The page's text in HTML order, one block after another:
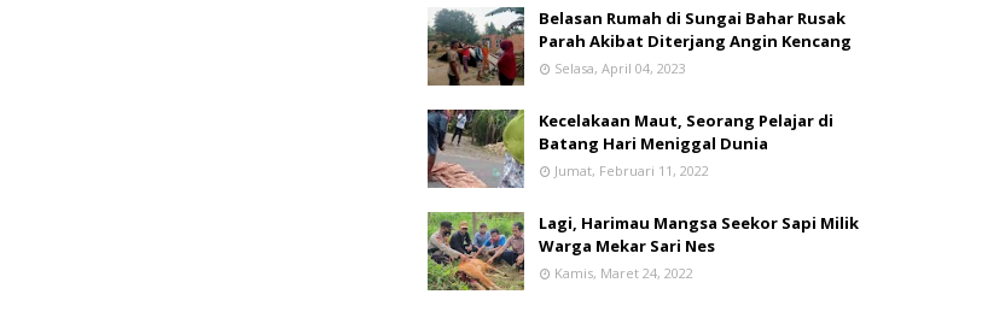
Belasan Rumah di Sungai Bahar Rusak
Parah Akibat Diterjang Angin Kencang
Selasa, April 04, 2023
Kecelakaan Maut, Seorang Pelajar di
Batang Hari Meniggal Dunia
Jumat, Februari 11, 2022
Lagi, Harimau Mangsa Seekor Sapi Milik
Warga Mekar Sari Nes
Kamis, Maret 24, 2022